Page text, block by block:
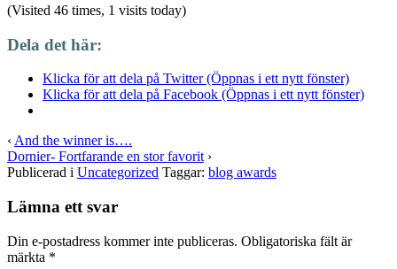
(Visited 46 times, 1 visits today)
Dela det här:
Klicka för att dela på Twitter (Öppnas i ett nytt fönster)
Klicka för att dela på Facebook (Öppnas i ett nytt fönster)
‹ And the winner is….
Dornier- Fortfarande en stor favorit ›
Publicerad i Uncategorized Taggar: blog awards
Lämna ett svar
Din e-postadress kommer inte publiceras. Obligatoriska fält är
märkta *